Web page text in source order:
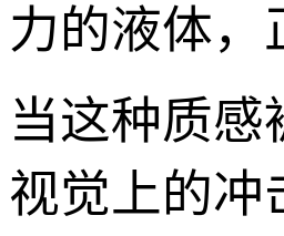
力的液体，
当这种质
视觉上的冲